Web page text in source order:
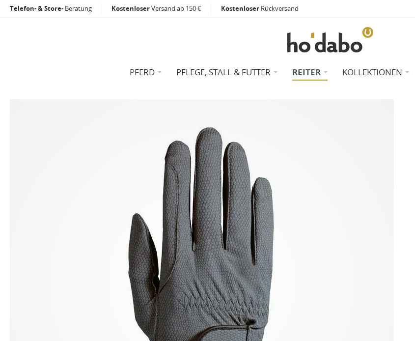
Telefon- & Store- Beratung KostenloserVersand ab 150 € Kostenloser Rückversand
PFERD PFLEGE, STALL & FUTTER REITER KOLLEKTIONEN